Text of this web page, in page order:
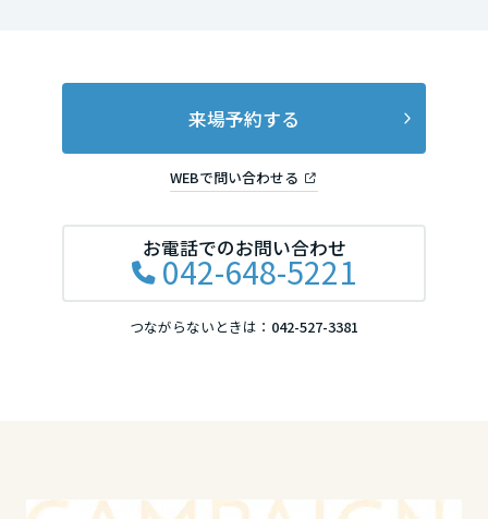
来場予約する
WEBで問い合わせる
お電話でのお問い合わせ
042-648-5221
つながらないときは： 042-527-3381
山口県
徳島県